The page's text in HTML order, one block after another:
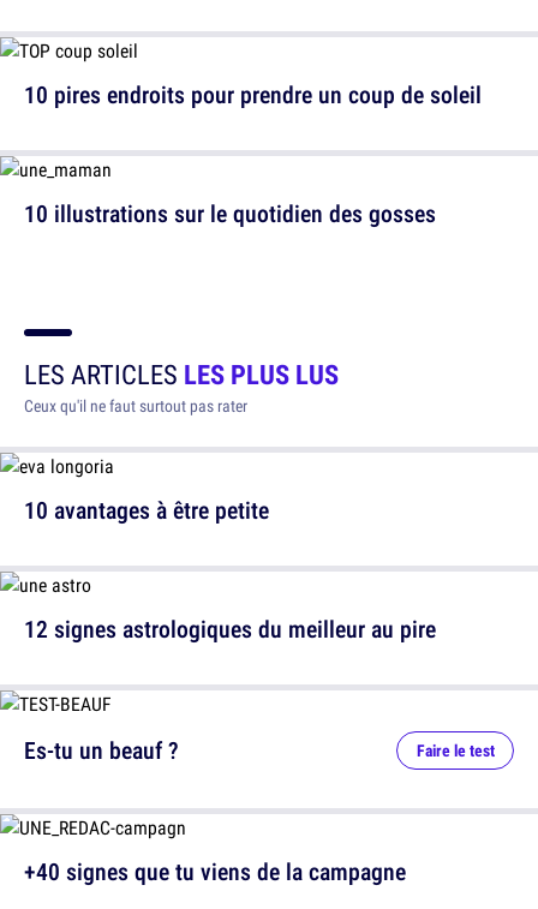
10 pires endroits pour prendre un coup de soleil
10 illustrations sur le quotidien des gosses
LES ARTICLES LES PLUS LUS
Ceux qu'il ne faut surtout pas rater
10 avantages à être petite
12 signes astrologiques du meilleur au pire
Es-tu un beauf ? Faire le test
+40 signes que tu viens de la campagne